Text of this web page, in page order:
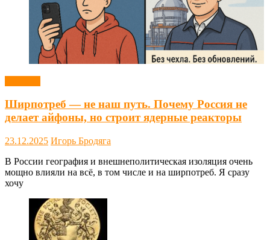
Ширпотреб — не наш путь. Почему Россия не
делает айфоны, но строит ядерные реакторы
23.12.2025 Игорь Бродяга
В России география и внешнеполитическая изоляция очень
мощно влияли на всё, в том числе и на ширпотреб. Я сразу
хочу